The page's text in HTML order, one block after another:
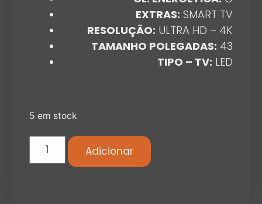
EXTRAS: SMART TV
RESOLUÇÃO: ULTRA HD – 4K
TAMANHO POLEGADAS: 43
TIPO – TV: LED
5 em stock
Adicionar